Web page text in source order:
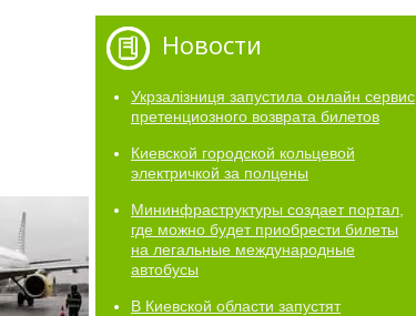
Новости
Укрзалізниця запустила онлайн сервис
претенциозного возврата билетов
Киевской городской кольцевой
электричкой за полцены
Мининфраструктуры создает портал,
где можно будет приобрести билеты
на легальные международные
автобусы
В Киевской области запустят